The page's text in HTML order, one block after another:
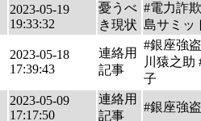
2023-05-19
19:33:32
憂うべ
き現状
#電力詐
島サミッ
2023-05-18
17:39:43
連絡用
記事
#銀座強
川猿之助
子
2023-05-09
17:17:50
連絡用
記事
#銀座強